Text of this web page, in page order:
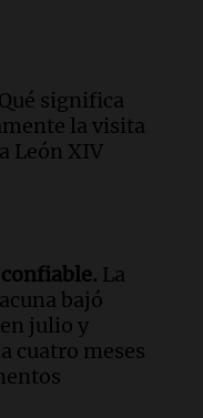
Qué significa
la visita
León XIV
La
bajó
julio y
cuatro meses